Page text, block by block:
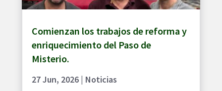
Comienzan los trabajos de reforma y
enriquecimiento del Paso de
Misterio.
27 Jun, 2026| Noticias